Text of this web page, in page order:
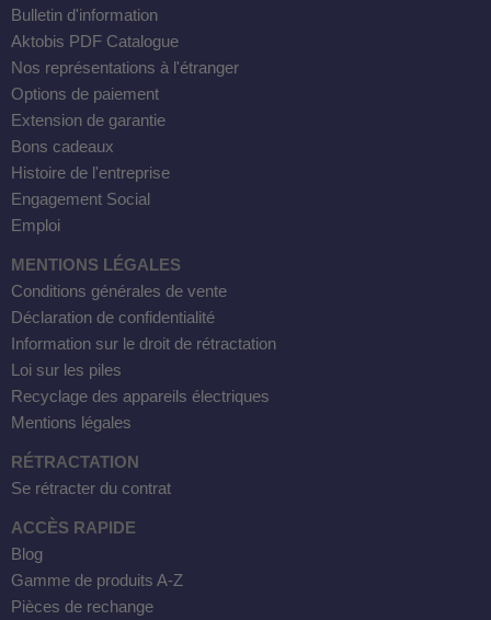
Bulletin d'information
Aktobis PDF Catalogue
Nos représentations à l'étranger
Options de paiement
Extension de garantie
Bons cadeaux
Histoire de l'entreprise
Engagement Social
Emploi
MENTIONS LÉGALES
Conditions générales de vente
Déclaration de confidentialité
Information sur le droit de rétractation
Loi sur les piles
Recyclage des appareils électriques
Mentions légales
RÉTRACTATION
Se rétracter du contrat
ACCÈS RAPIDE
Blog
Gamme de produits A-Z
Pièces de rechange